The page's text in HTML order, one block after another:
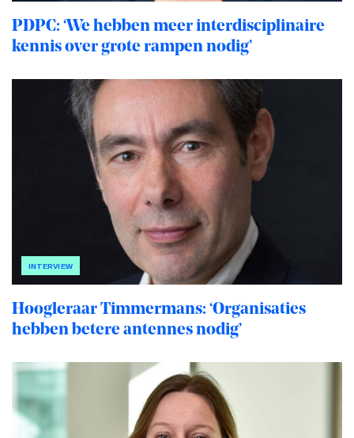
PDPC: ‘We hebben meer interdisciplinaire
kennis over grote rampen nodig’
INTERVIEW
Hoogleraar Timmermans: ‘Organisaties
hebben betere antennes nodig’